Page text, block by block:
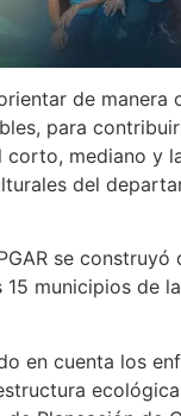
de
para
corto, mediano y
del
se
15 municipios de
en cuenta los